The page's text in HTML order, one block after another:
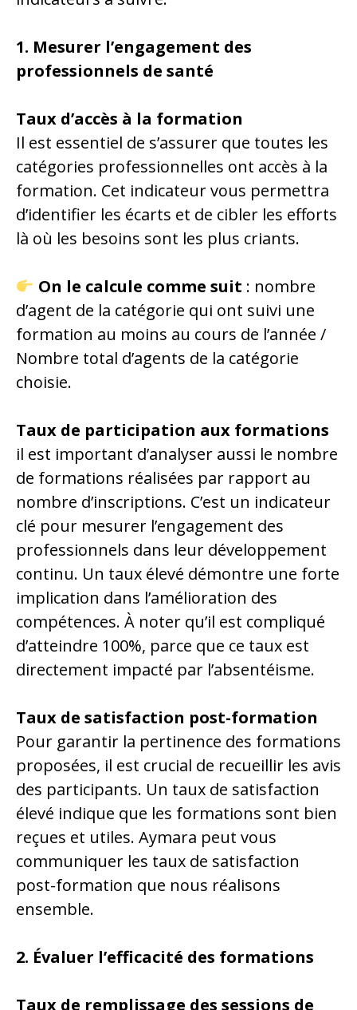
1. Mesurer l’engagement des
professionnels de santé
Taux d’accès à la formation
Il est essentiel de s’assurer que toutes les
catégories professionnelles ont accès à la
formation. Cet indicateur vous permettra
d’identifier les écarts et de cibler les efforts
là où les besoins sont les plus criants.
On le calcule comme suit : nombre
d’agent de la catégorie qui ont suivi une
formation au moins au cours de l’année /
Nombre total d’agents de la catégorie
choisie.
Taux de participation aux formations
il est important d’analyser aussi le nombre
de formations réalisées par rapport au
nombre d’inscriptions. C’est un indicateur
clé pour mesurer l’engagement des
professionnels dans leur développement
continu. Un taux élevé démontre une forte
implication dans l’amélioration des
compétences. À noter qu’il est compliqué
d’atteindre 100%, parce que ce taux est
directement impacté par l’absentéisme.
Taux de satisfaction post-formation
Pour garantir la pertinence des formations
proposées, il est crucial de recueillir les avis
des participants. Un taux de satisfaction
élevé indique que les formations sont bien
reçues et utiles. Aymara peut vous
communiquer les taux de satisfaction
post-formation que nous réalisons
ensemble.
2. Évaluer l’efficacité des formations
Taux de remplissage des sessions de